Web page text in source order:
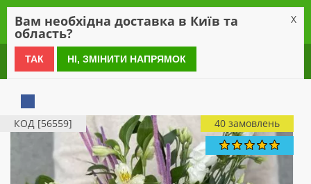
0 800 21 54 55
КОД [56559] 40 замовлень
Вам необхідна доставка в Київ та
область?
X
ТАК НІ, ЗМІНИТИ НАПРЯМОК